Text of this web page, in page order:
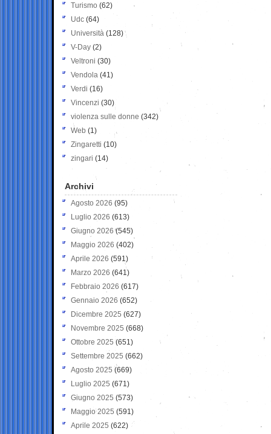
Turismo (62)
Udc (64)
Università (128)
V-Day (2)
Veltroni (30)
Vendola (41)
Verdi (16)
Vincenzi (30)
violenza sulle donne (342)
Web (1)
Zingaretti (10)
zingari (14)
Archivi
Agosto 2026 (95)
Luglio 2026 (613)
Giugno 2026 (545)
Maggio 2026 (402)
Aprile 2026 (591)
Marzo 2026 (641)
Febbraio 2026 (617)
Gennaio 2026 (652)
Dicembre 2025 (627)
Novembre 2025 (668)
Ottobre 2025 (651)
Settembre 2025 (662)
Agosto 2025 (669)
Luglio 2025 (671)
Giugno 2025 (573)
Maggio 2025 (591)
Aprile 2025 (622)